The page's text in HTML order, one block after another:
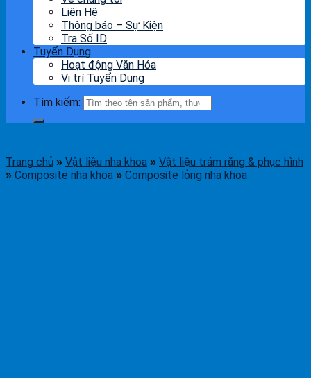
Liên Hệ
Thông báo – Sự Kiện
Tra Số ID
Tuyển Dụng
Hoạt động Văn Hóa
Vị trí Tuyển Dụng
Tìm kiếm:
Trang chủ » Vật liệu nha khoa » Vật liệu trám răng & phục hình
» Composite nha khoa » Composite lỏng nha khoa